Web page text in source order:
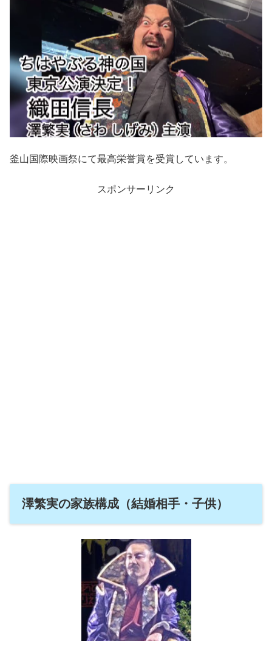
釜山国際映画祭にて最高栄誉賞を受賞しています。
スポンサーリンク
澤繁実の家族構成（結婚相手・子供）